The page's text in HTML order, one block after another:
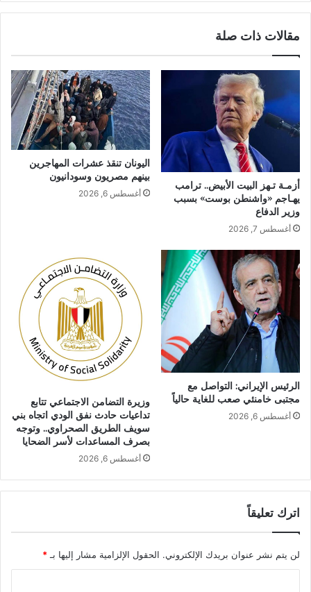
مقالات ذات صلة
أزمـة تـهز البيت الأبيض.. ترامب
يهـاجم «واشنطن بوست» بسبب
وزير الدفاع
أغسطس 7, 2026
اليونان تنقذ عشرات المهاجرين
بينهم مصريون وسودانيون
أغسطس 6, 2026
الرئيس الإيراني: التواصل مع
مجتبى خامنئي صعب للغاية حالياً
أغسطس 6, 2026
وزيرة التضامن الاجتماعي تتابع
تداعيات حادث نفق الودي اتجاه بني
سويف الطريق الصحراوي.. وتوجه
بصرف المساعدات لأسر الضحايا
أغسطس 6, 2026
اترك تعليقاً
لن يتم نشر عنوان بريدك الإلكتروني. الحقول الإلزامية مشار إليها بـ*